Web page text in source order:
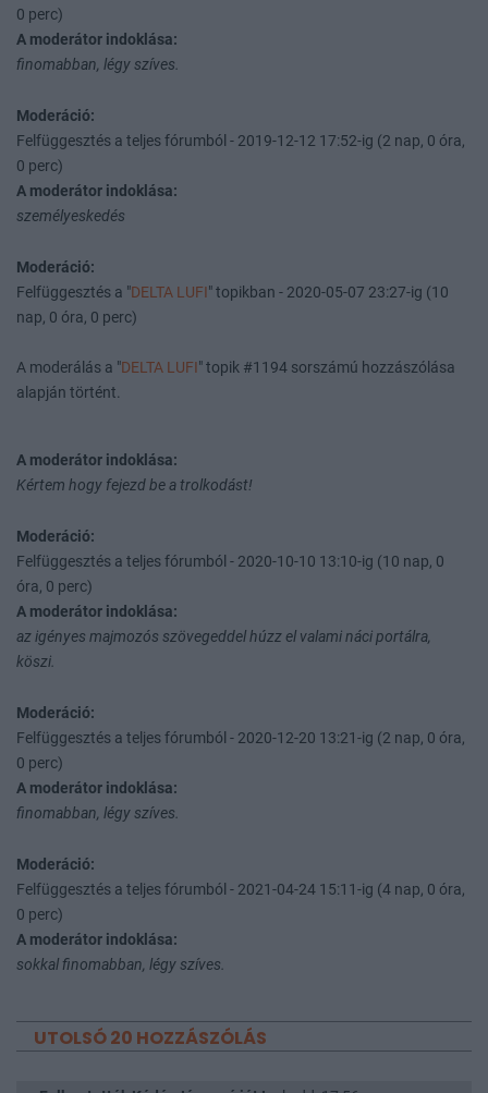
0 perc)
A moderátor indoklása:
finomabban, légy szíves.
Moderáció:
Felfüggesztés a teljes fórumból - 2019-12-12 17:52-ig (2 nap, 0 óra,
0 perc)
A moderátor indoklása:
személyeskedés
Moderáció:
Felfüggesztés a "DELTA LUFI" topikban - 2020-05-07 23:27-ig (10
nap, 0 óra, 0 perc)
A moderálás a "DELTA LUFI" topik #1194 sorszámú hozzászólása
alapján történt.
A moderátor indoklása:
Kértem hogy fejezd be a trolkodást!
Moderáció:
Felfüggesztés a teljes fórumból - 2020-10-10 13:10-ig (10 nap, 0
óra, 0 perc)
A moderátor indoklása:
az igényes majmozós szövegeddel húzz el valami náci portálra,
köszi.
Moderáció:
Felfüggesztés a teljes fórumból - 2020-12-20 13:21-ig (2 nap, 0 óra,
0 perc)
A moderátor indoklása:
finomabban, légy szíves.
Moderáció:
Felfüggesztés a teljes fórumból - 2021-04-24 15:11-ig (4 nap, 0 óra,
0 perc)
A moderátor indoklása:
sokkal finomabban, légy szíves.
UTOLSÓ 20 HOZZÁSZÓLÁS